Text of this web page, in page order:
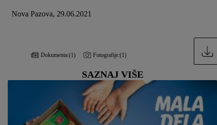
Nova Pazova, 29.06.2021
Dokumenta:(1) Fotografije:(1)
SAZNAJ VIŠE